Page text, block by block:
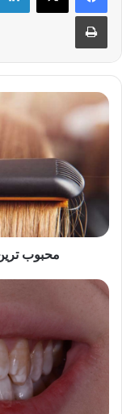
چاپ
محبوب
اتو
استایلیست
ها
محبوب
درباره
فلوئوروزیس
تاثیر